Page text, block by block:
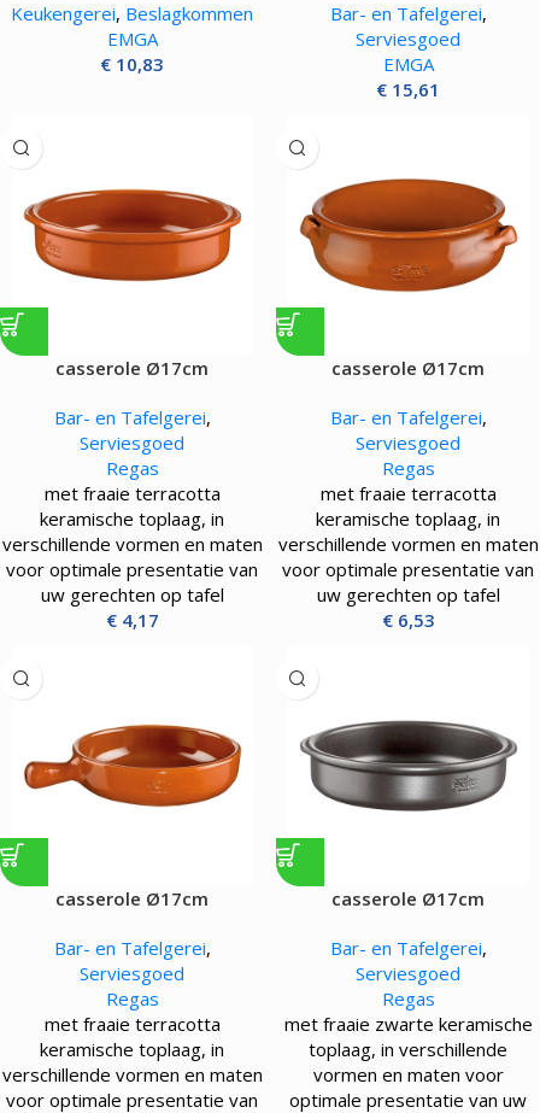
Keukengerei, Beslagkommen
EMGA
€ 10,83
Bar- en Tafelgerei,
Serviesgoed
EMGA
€ 15,61
casserole Ø17cm
Bar- en Tafelgerei,
Serviesgoed
Regas
met fraaie terracotta
keramische toplaag, in
verschillende vormen en maten
voor optimale presentatie van
uw gerechten op tafel
€4,17
casserole Ø17cm
Bar- en Tafelgerei,
Serviesgoed
Regas
met fraaie terracotta
keramische toplaag, in
verschillende vormen en maten
voor optimale presentatie van
uw gerechten op tafel
€6,53
casserole Ø17cm
Bar- en Tafelgerei,
Serviesgoed
Regas
met fraaie terracotta
keramische toplaag, in
verschillende vormen en maten
voor optimale presentatie van
casserole Ø17cm
Bar- en Tafelgerei,
Serviesgoed
Regas
met fraaie zwarte keramische
toplaag, in verschillende
vormen en maten voor
optimale presentatie van uw